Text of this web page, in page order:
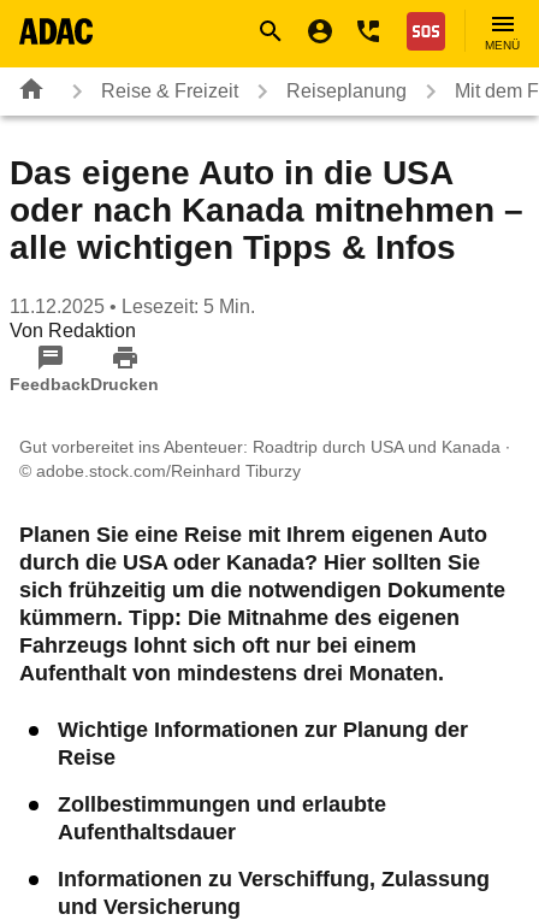
Nothilfe
MENÜ
Reise & Freizeit Reiseplanung Mit dem
Das eigene Auto in die USA
oder nach Kanada mitnehmen –
alle wichtigen Tipps & Infos
11.12.2025 • Lesezeit: 5 Min.
Von Redaktion
FeedbackDrucken
Gut vorbereitet ins Abenteuer: Roadtrip durch USA und Kanada
© adobe.stock.com/Reinhard Tiburzy
Planen Sie eine Reise mit Ihrem eigenen Auto
durch die USA oder Kanada? Hier sollten Sie
sich frühzeitig um die notwendigen Dokumente
kümmern. Tipp: Die Mitnahme des eigenen
Fahrzeugs lohnt sich oft nur bei einem
Aufenthalt von mindestens drei Monaten.
Wichtige Informationen zur Planung der
Reise
Zollbestimmungen und erlaubte
Aufenthaltsdauer
Informationen zu Verschiffung, Zulassung
und Versicherung